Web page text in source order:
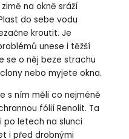
na okně sráží
do sebe vodu
kroutit. Je
unese i těžší
se o něj beze strachu
nebo myjete okna.
s ním měli co nejméně
fólií Renolit. Ta
po letech na slunci
i před drobnými